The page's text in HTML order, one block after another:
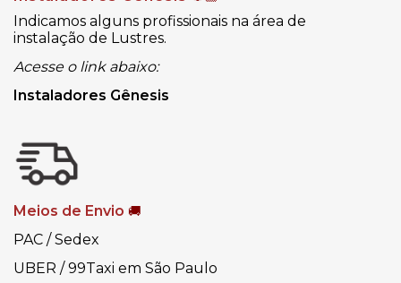
Indicamos alguns profissionais na área de
instalação de Lustres.
Acesse o link abaixo:
Instaladores Gênesis
Meios de Envio 🚚
PAC / Sedex
UBER / 99Taxi em São Paulo